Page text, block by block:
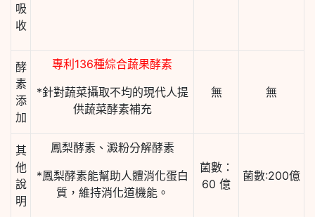
吸
收
酵
素
添
加
專利136種綜合蔬果酵素
*針對蔬菜攝取不均的現代人提
供蔬菜酵素補充
無 無
其
他
說
明
鳳梨酵素、澱粉分解酵素
*鳳梨酵素能幫助人體消化蛋白
質，維持消化道機能。
菌數：
60 億
菌數:200億